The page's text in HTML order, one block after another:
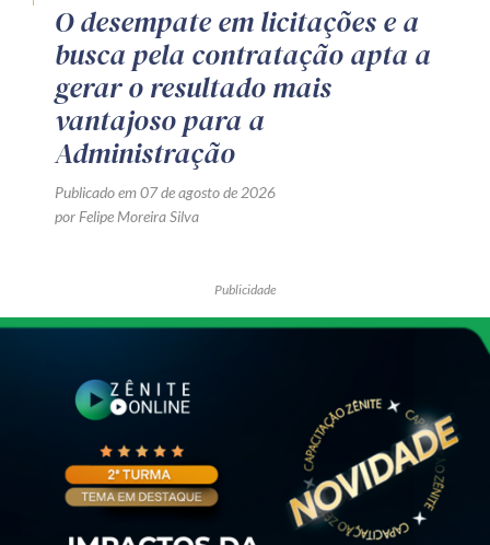
O desempate em licitações e a
busca pela contratação apta a
gerar o resultado mais
vantajoso para a
Administração
Publicado em 07 de agosto de 2026
por Felipe Moreira Silva
Publicidade